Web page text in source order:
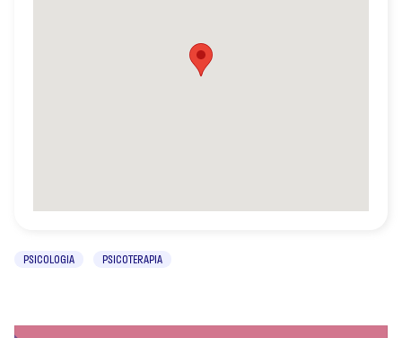
PSICOLOGIA PSICOTERAPIA